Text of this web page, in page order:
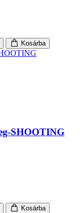
Kosárba
SHOOTING
Kosárba